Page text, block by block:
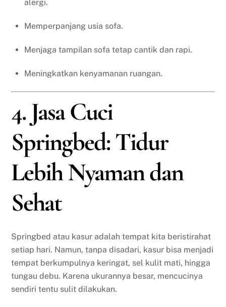
alergi.
Memperpanjang usia sofa.
Menjaga tampilan sofa tetap cantik dan rapi.
Meningkatkan kenyamanan ruangan.
4. Jasa Cuci
Springbed: Tidur
Lebih Nyaman dan
Sehat
Springbed atau kasur adalah tempat kita beristirahat
setiap hari. Namun, tanpa disadari, kasur bisa menjadi
tempat berkumpulnya keringat, sel kulit mati, hingga
tungau debu. Karena ukurannya besar, mencucinya
sendiri tentu sulit dilakukan.